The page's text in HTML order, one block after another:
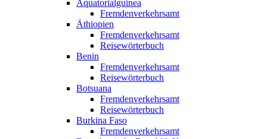
Äquatorialguinea
Fremdenverkehrsamt
Äthiopien
Fremdenverkehrsamt
Reisewörterbuch
Benin
Fremdenverkehrsamt
Reisewörterbuch
Botsuana
Fremdenverkehrsamt
Reisewörterbuch
Burkina Faso
Fremdenverkehrsamt